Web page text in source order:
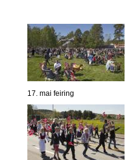
17. mai feiring